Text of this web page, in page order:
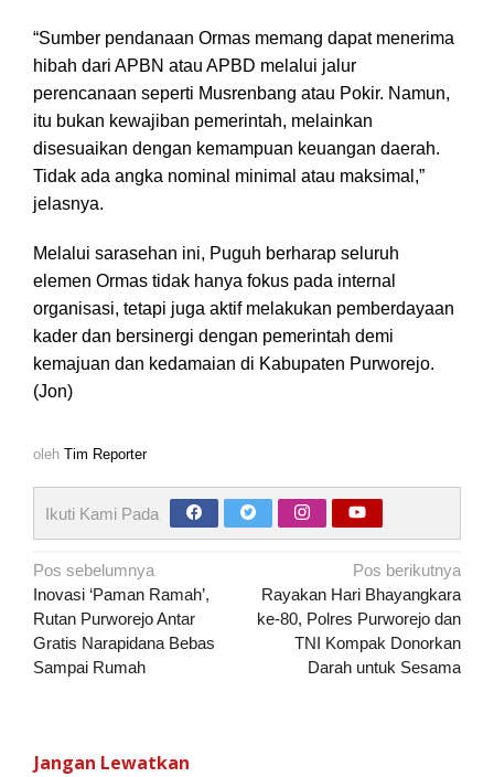
“Sumber pendanaan Ormas memang dapat menerima
hibah dari APBN atau APBD melalui jalur
perencanaan seperti Musrenbang atau Pokir. Namun,
itu bukan kewajiban pemerintah, melainkan
disesuaikan dengan kemampuan keuangan daerah.
Tidak ada angka nominal minimal atau maksimal,”
jelasnya.
Melalui sarasehan ini, Puguh berharap seluruh
elemen Ormas tidak hanya fokus pada internal
organisasi, tetapi juga aktif melakukan pemberdayaan
kader dan bersinergi dengan pemerintah demi
kemajuan dan kedamaian di Kabupaten Purworejo.
(Jon)
oleh Tim Reporter
Ikuti Kami Pada
Navigasi
pos
Pos sebelumnya
Inovasi ‘Paman Ramah’,
Rutan Purworejo Antar
Gratis Narapidana Bebas
Sampai Rumah
Pos berikutnya
Rayakan Hari Bhayangkara
ke-80, Polres Purworejo dan
TNI Kompak Donorkan
Darah untuk Sesama
Jangan Lewatkan